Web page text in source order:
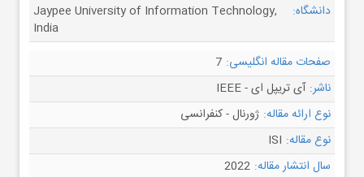
دانشگاه:
Jaypee University of Information Technology,
India
صفحات مقاله انگلیسی: 7
ناشر: آی تریپل ای - IEEE
نوع ارائه مقاله: ژورنال - کنفرانسی
نوع مقاله: ISI
سال انتشار مقاله: 2022